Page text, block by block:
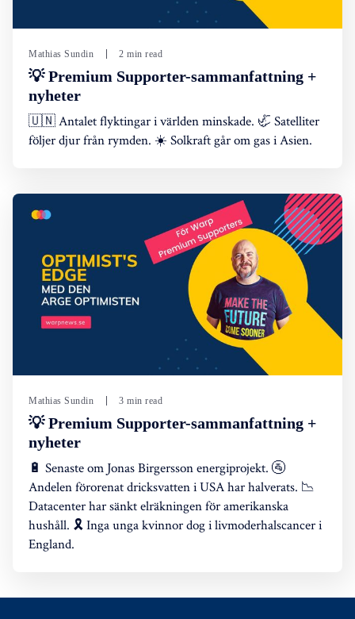
Mathias Sundin 2 min read
💡 Premium Supporter-sammanfattning +
nyheter
🇺🇳 Antalet flyktingar i världen minskade. 🦏 Satelliter
följer djur från rymden. ☀️ Solkraft går om gas i Asien.
Mathias Sundin 3 min read
💡 Premium Supporter-sammanfattning +
nyheter
🔋 Senaste om Jonas Birgersson energiprojekt. 🚰
Andelen förorenat dricksvatten i USA har halverats. 📉
Datacenter har sänkt elräkningen för amerikanska
hushåll. 🎗️ Inga unga kvinnor dog i livmoderhalscancer i
England.